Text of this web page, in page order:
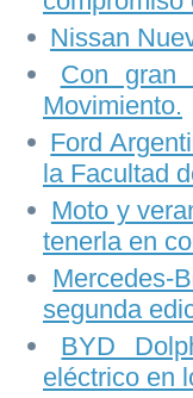
Nissan
Con gran
Movimiento.
Ford
la Facultad
Moto y
tenerla en
Mercedes-
segunda
BYD
eléctrico en